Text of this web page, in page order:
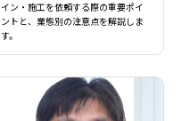
イン・施工を依頼する際の重要ポイ
ントと、業態別の注意点を解説しま
す。